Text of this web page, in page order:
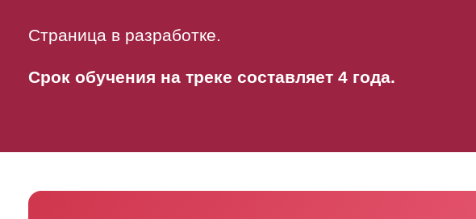
Страница в разработке.
Срок обучения на треке составляет 4 года.